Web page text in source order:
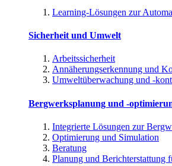
Learning-Lösungen zur
Sicherheit und Umwelt
Arbeitssicherheit
Annäherungserkennung und
Umweltüberwachung und -
Bergwerksplanung und -
Integrierte Lösungen zur
Optimierung und Simulation
Beratung
Planung und Berichterstattung